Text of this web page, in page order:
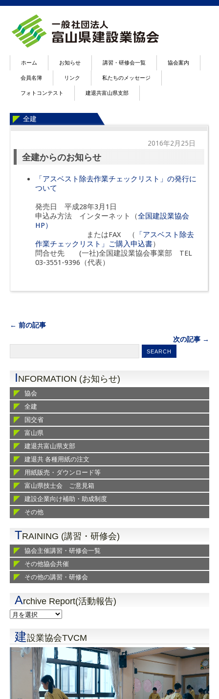
ホーム お知らせ 講習・研修会一覧 協会案内
会員名簿 リンク 私たちのメッセージ
フォトコンテスト 建退共富山県支部
全建
2016年2月25日
全建からのお知らせ
「アスベスト除去作業チェックリスト」の発行に
ついて
発売日 平成28年3月1日
申込み方法 インターネット（全国建設業協会
HP）
またはFAX （
「アスベスト除去
作業チェックリスト」ご購入申込書）
問合せ先 (一社)全国建設業協会事業部 TEL
03-3551-9396（代表）
← 前の記事
次の記事 →
INFORMATION (お知らせ)
協会
全建
国交省
富山県
建退共富山県支部
建退共 各種用紙の注文
用紙販売・ダウンロード等
富山県技士会 ご意見箱
建設企業向け補助・助成制度
その他
TRAINING (講習・研修会)
協会主催講習・研修会一覧
その他協会共催
その他の講習・研修会
Archive Report(活動報告)
建設業協会TVCM